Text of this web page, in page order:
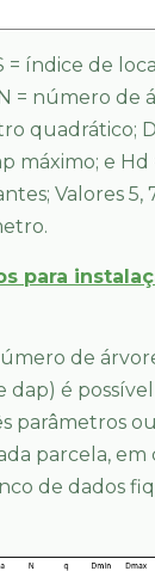
= índice de
= número de
quadrático;
máximo; e
Valores 5,
para
de
dap) é
parâmetros
parcela, em
de dados